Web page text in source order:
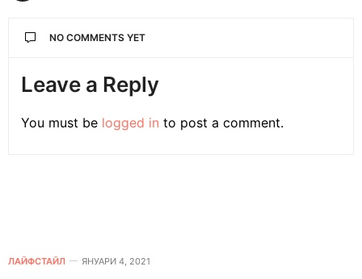
NO COMMENTS YET
Leave a Reply
You must be logged in to post a comment.
ЛАЙФСТАЙЛ ЯНУАРИ 4, 2021